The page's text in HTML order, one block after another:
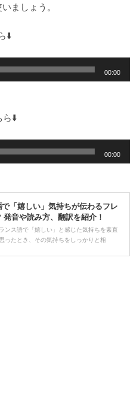
ましょう。
⬇️
00:00
ら⬇️
00:00
で「嬉しい」気持ちが伝わるフレ
発音や読み方、翻訳を紹介！
ンス語で「嬉しい」と感じた気持ちを素直
ったとき、その気持ちをしっかりと相